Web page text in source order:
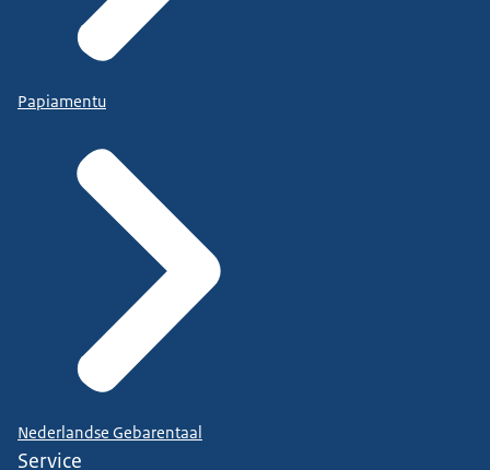
Papiamentu
Nederlandse Gebarentaal
Service